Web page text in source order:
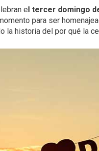
el tercer domingo
para ser
la historia del por qué la